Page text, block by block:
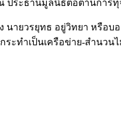
ประธานมูลนิธิต่อต้านการ
ายวรยุทธ อยู่วิทยา หรือ
ะทำเป็นเครือข่าย-สำนว